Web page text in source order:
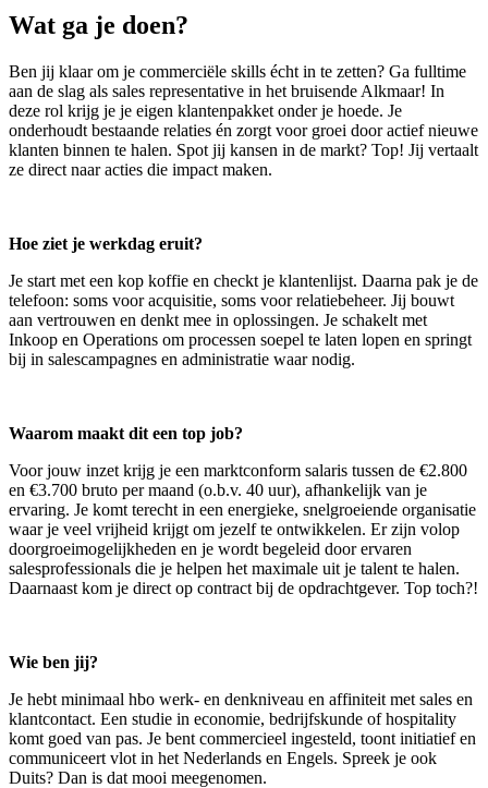
Wat ga je doen?
Ben jij klaar om je commerciële skills écht in te zetten? Ga fulltime
aan de slag als sales representative in het bruisende Alkmaar! In
deze rol krijg je je eigen klantenpakket onder je hoede. Je
onderhoudt bestaande relaties én zorgt voor groei door actief nieuwe
klanten binnen te halen. Spot jij kansen in de markt? Top! Jij vertaalt
ze direct naar acties die impact maken.
Hoe ziet je werkdag eruit?
Je start met een kop koffie en checkt je klantenlijst. Daarna pak je de
telefoon: soms voor acquisitie, soms voor relatiebeheer. Jij bouwt
aan vertrouwen en denkt mee in oplossingen. Je schakelt met
Inkoop en Operations om processen soepel te laten lopen en springt
bij in salescampagnes en administratie waar nodig.
Waarom maakt dit een top job?
Voor jouw inzet krijg je een marktconform salaris tussen de €2.800
en €3.700 bruto per maand (o.b.v. 40 uur), afhankelijk van je
ervaring. Je komt terecht in een energieke, snelgroeiende organisatie
waar je veel vrijheid krijgt om jezelf te ontwikkelen. Er zijn volop
doorgroeimogelijkheden en je wordt begeleid door ervaren
salesprofessionals die je helpen het maximale uit je talent te halen.
Daarnaast kom je direct op contract bij de opdrachtgever. Top toch?!
Wie ben jij?
Je hebt minimaal hbo werk- en denkniveau en affiniteit met sales en
klantcontact. Een studie in economie, bedrijfskunde of hospitality
komt goed van pas. Je bent commercieel ingesteld, toont initiatief en
communiceert vlot in het Nederlands en Engels. Spreek je ook
Duits? Dan is dat mooi meegenomen.